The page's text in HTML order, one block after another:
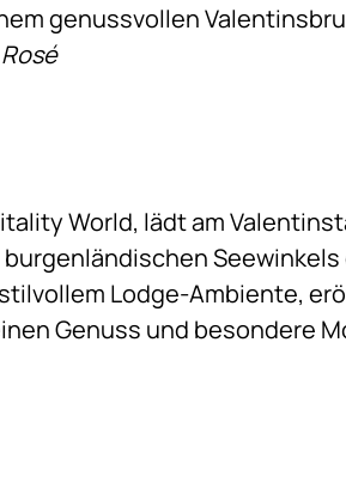
genussvollen
World, lädt am
Seewinkels
Lodge-Ambiente,
Genuss und besondere